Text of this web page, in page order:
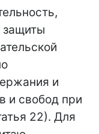
защиты
и
и свобод при
22). Для